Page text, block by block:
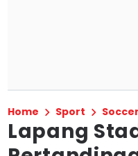
Home Sport Soccer
Lapang